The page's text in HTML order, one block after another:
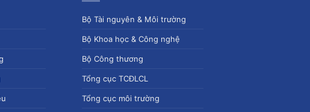
Bộ Tài nguyên & Môi trường
Bộ Khoa học & Công nghệ
Bộ Công thương
Tổng cục TCĐLCL
Tổng cục môi trường